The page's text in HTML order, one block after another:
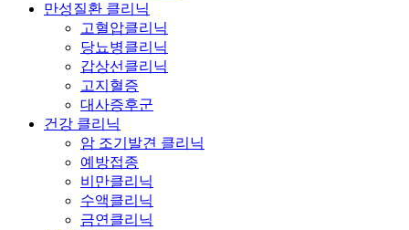
만성질환 클리닉
고혈압클리닉
당뇨병클리닉
갑상선클리닉
고지혈증
대사증후군
건강 클리닉
암 조기발견 클리닉
예방접종
비만클리닉
수액클리닉
금연클리닉